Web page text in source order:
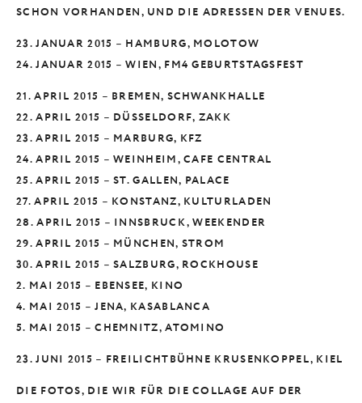
SCHON VORHANDEN, UND DIE ADRESSEN DER VENUES.
23. JANUAR 2015 – HAMBURG, MOLOTOW
24. JANUAR 2015 – WIEN, FM4 GEBURTSTAGSFEST
21. APRIL 2015 – BREMEN, SCHWANKHALLE
22. APRIL 2015 – DÜSSELDORF, ZAKK
23. APRIL 2015 – MARBURG, KFZ
24. APRIL 2015 – WEINHEIM, CAFE CENTRAL
25. APRIL 2015 – ST. GALLEN, PALACE
27. APRIL 2015 – KONSTANZ, KULTURLADEN
28. APRIL 2015 – INNSBRUCK, WEEKENDER
29. APRIL 2015 – MÜNCHEN, STROM
30. APRIL 2015 – SALZBURG, ROCKHOUSE
2. MAI 2015 – EBENSEE, KINO
4. MAI 2015 – JENA, KASABLANCA
5. MAI 2015 – CHEMNITZ, ATOMINO
23. JUNI 2015 – FREILICHTBÜHNE KRUSENKOPPEL, KIEL
DIE FOTOS, DIE WIR FÜR DIE COLLAGE AUF DER